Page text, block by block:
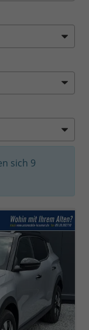
sich 9